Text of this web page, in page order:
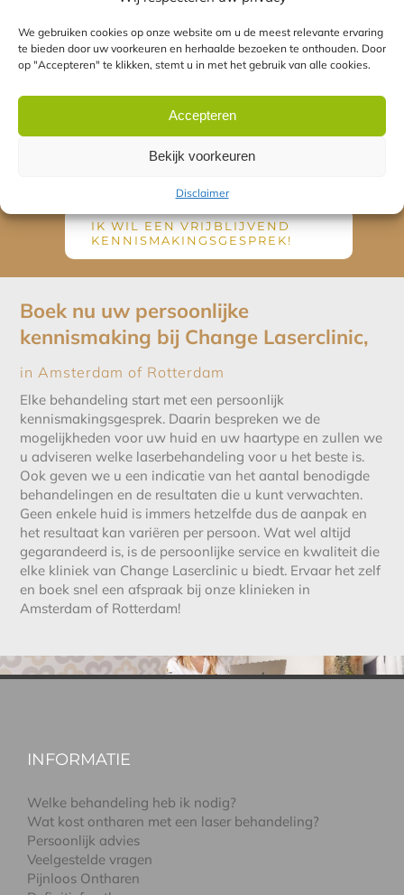
We gebruiken cookies op onze website om u de meest relevante ervaring
te bieden door uw voorkeuren en herhaalde bezoeken te onthouden. Door
op "Accepteren" te klikken, stemt u in met het gebruik van alle cookies.
Accepteren
Bekijk voorkeuren
Disclaimer
u geschikt is en zullen een indicatie geven omtrent
het aantal behandelingen. Zien we u binnenkort
in een van onze klinieken in Amsterdam of
Welke laserbehandeling is voor
IK WIL EEN VRIJBLIJVEND
KENNISMAKINGSGESPREK!
Boek nu uw persoonlijke
kennismaking bij Change Laserclinic,
in Amsterdam of Rotterdam
Elke behandeling start met een persoonlijk
kennismakingsgesprek. Daarin bespreken we de
mogelijkheden voor uw huid en uw haartype en zullen we
u adviseren welke laserbehandeling voor u het beste is.
Ook geven we u een indicatie van het aantal benodigde
behandelingen en de resultaten die u kunt verwachten.
Geen enkele huid is immers hetzelfde dus de aanpak en
het resultaat kan variëren per persoon. Wat wel altijd
gegarandeerd is, is de persoonlijke service en kwaliteit die
elke kliniek van Change Laserclinic u biedt. Ervaar het zelf
en boek snel een afspraak bij onze klinieken in
Amsterdam of Rotterdam!
INFORMATIE
Welke behandeling heb ik nodig?
Wat kost ontharen met een laser behandeling?
Persoonlijk advies
Veelgestelde vragen
Pijnloos Ontharen